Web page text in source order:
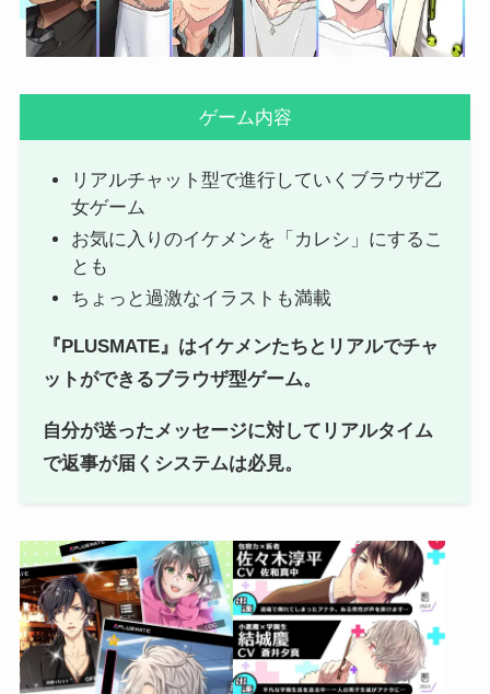
ゲーム内容
リアルチャット型で進行していくブラウザ乙
女ゲーム
お気に入りのイケメンを「カレシ」にするこ
とも
ちょっと過激なイラストも満載
『PLUSMATE』はイケメンたちとリアルでチャ
ットができるブラウザ型ゲーム。
自分が送ったメッセージに対してリアルタイム
で返事が届くシステムは必見。